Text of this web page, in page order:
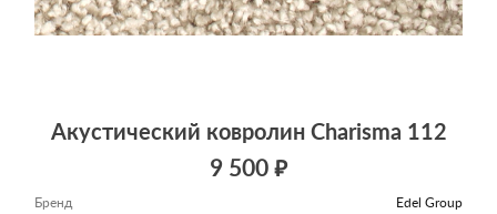
Акустический ковролин Charisma 112
9 500 ₽
Бренд
Edel Group